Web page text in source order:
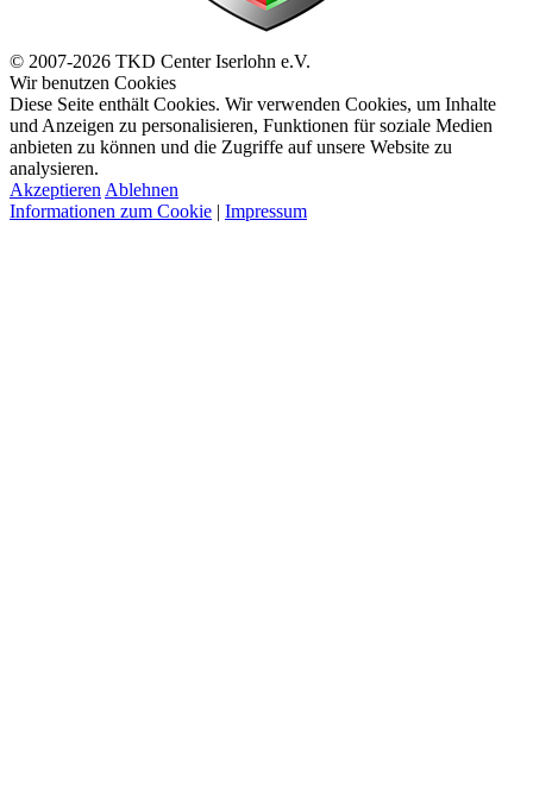
© 2007-2026 TKD Center Iserlohn e.V.
Wir benutzen Cookies
Diese Seite enthält Cookies. Wir verwenden Cookies, um Inhalte
und Anzeigen zu personalisieren, Funktionen für soziale Medien
anbieten zu können und die Zugriffe auf unsere Website zu
analysieren.
Akzeptieren Ablehnen
Informationen zum Cookie | Impressum